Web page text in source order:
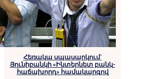
Հեռակա սպասարկում`
Յունիբանկի «Ինտերնետ բանկ-
հաճախորդ» համակարգով